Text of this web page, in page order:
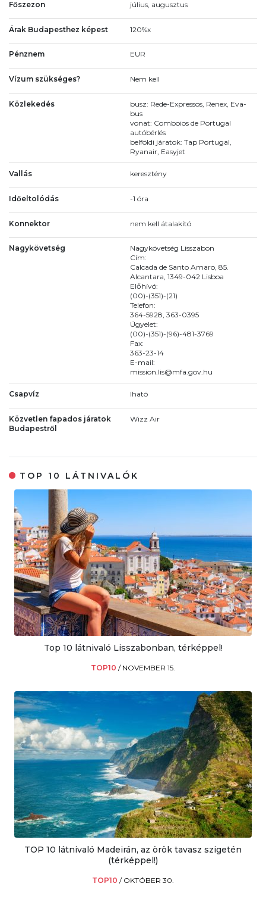
Főszezon július, augusztus
Árak Budapesthez képest 120%x
Pénznem EUR
Vízum szükséges? Nem kell
Közlekedés
busz: Rede-Expressos, Renex, Eva-
bus
vonat: Comboios de Portugal
autóbérlés
belföldi járatok: Tap Portugal,
Ryanair, Easyjet
Vallás keresztény
Időeltolódás -1 óra
Konnektor nem kell átalakító
Nagykövetség
Nagykövetség Lisszabon
Cím:
Calcada de Santo Amaro, 85.
Alcantara, 1349-042 Lisboa
Előhívó:
(00)-(351)-(21)
Telefon:
364-5928, 363-0395
Ügyelet:
(00)-(351)-(96)-481-3769
Fax:
363-23-14
E-mail:
mission.lis@mfa.gov.hu
Csapvíz Iható
Közvetlen fapados járatok
Budapestről
Wizz Air
TOP 10 LÁTNIVALÓK
Top 10 látnivaló Lisszabonban, térképpel!
TOP10 / NOVEMBER 15.
TOP 10 látnivaló Madeirán, az örök tavasz szigetén
(térképpel!)
TOP10 / OKTÓBER 30.